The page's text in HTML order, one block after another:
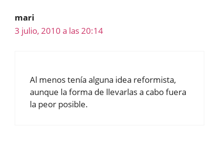
mari
3 julio, 2010 a las 20:14
Al menos tenía alguna idea reformista,
aunque la forma de llevarlas a cabo fuera
la peor posible.